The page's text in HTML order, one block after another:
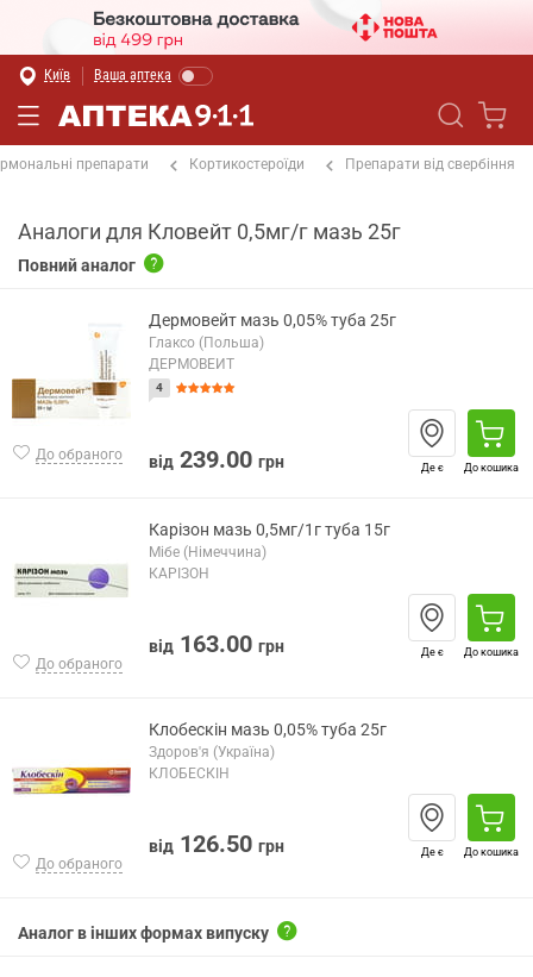
Київ Ваша аптека
препарати Кортикостероїди Препарати від свербіння
Аналоги для Кловейт 0,5мг/г мазь 25г
Повний аналог
До обраного
Дермовейт мазь 0,05% туба 25г
Глаксо (Польша)
ДЕРМОВЕЙТ
4
від 239.00 грн Де є До кошика
До обраного
Карізон мазь 0,5мг/1г туба 15г
Мібе (Німеччина)
КАРІЗОН
від 163.00 грн Де є До кошика
До обраного
Клобескін мазь 0,05% туба 25г
Здоров'я (Україна)
КЛОБЕСКІН
від 126.50 грн Де є До кошика
Аналог в інших формах випуску